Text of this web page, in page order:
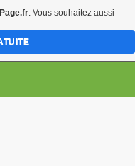
. Vous souhaitez aussi